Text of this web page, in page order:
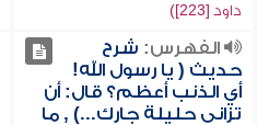
داود [223])
الفهرس: شرح
حديث ( يا رسول الله!
أي الذنب أعظم؟ قال: أن
تزاني حليلة جارك...) , ما